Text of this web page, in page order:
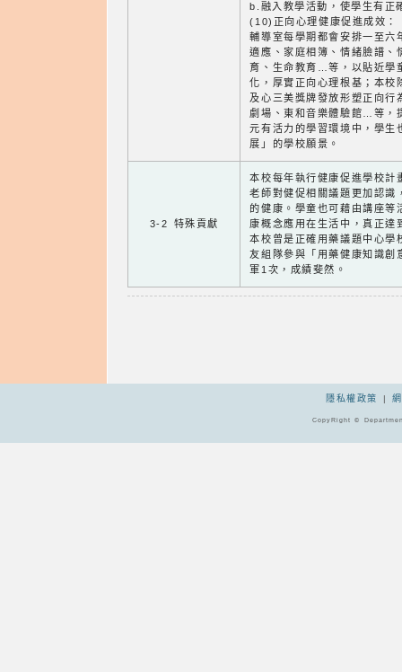
b.融入教學活動，使學生有正
(10)正向心理健康促進成效：
輔導室每學期都會安排一至六
適應、家庭相簿、情緒臉譜、
育、生命教育…等，以貼近學
化，厚實正向心理根基；本校
及心三美獎牌發放形塑正向行
劇場、東和音樂體驗館…等，
元有活力的學習環境中，學生
展」的學校願景。
3-2 特殊貢獻
本校每年執行健康促進學校計
老師對健促相關議題更加認識
的健康。學童也可藉由講座等
康概念應用在生活中，真正達
本校曾是正確用藥議題中心學
友組隊參與「用藥健康知識創
軍1次，成績斐然。
隱私權政策 |
CopyRight ©